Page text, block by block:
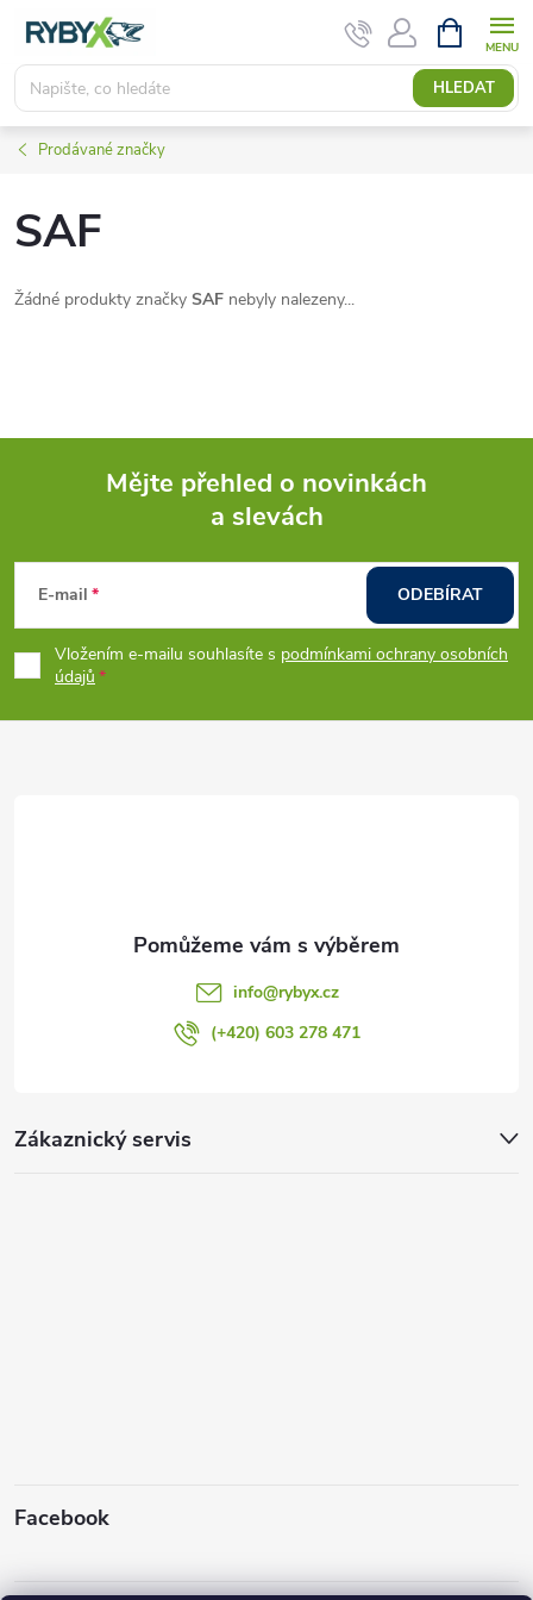
obsah
HLEDAT
NÁKUPNÍ
KOŠÍK
Prodávané značky
SAF
Žádné produkty značky SAF nebyly nalezeny...
p
a
Mějte přehled o novinkách
a slevách
E-mail
Vložením e-mailu souhlasíte s podmínkami ochrany osobních
údajů
ODEBÍRAT
Zákaznický servis
Facebook
info@rybyx.cz
(+420) 603 278 471